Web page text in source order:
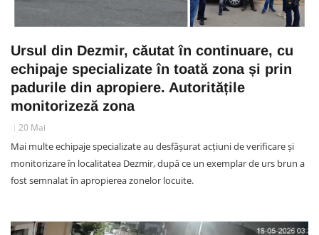
Ursul din Dezmir, căutat în continuare, cu
echipaje specializate în toată zona și prin
padurile din apropiere. Autoritățile
monitorizeză zona
20 Mai
Mai multe echipaje specializate au desfășurat acțiuni de verificare și
monitorizare în localitatea Dezmir, după ce un exemplar de urs brun a
fost semnalat în apropierea zonelor locuite.